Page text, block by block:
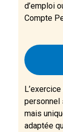
d’emploi
Compte
personnel
mais
adaptée